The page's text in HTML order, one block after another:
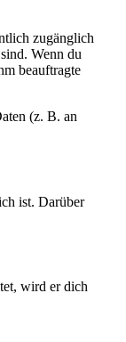
zugänglich
Wenn du
beauftragte
(z. B. an
ist. Darüber
wird er dich